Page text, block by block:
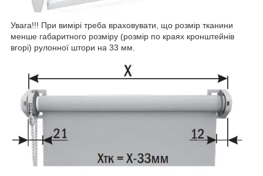
Увага!!! При вимірі треба враховувати, що розмір тканини
менше габаритного розміру (розмір по краях кронштейнів
вгорі) рулонної штори на 33 мм.